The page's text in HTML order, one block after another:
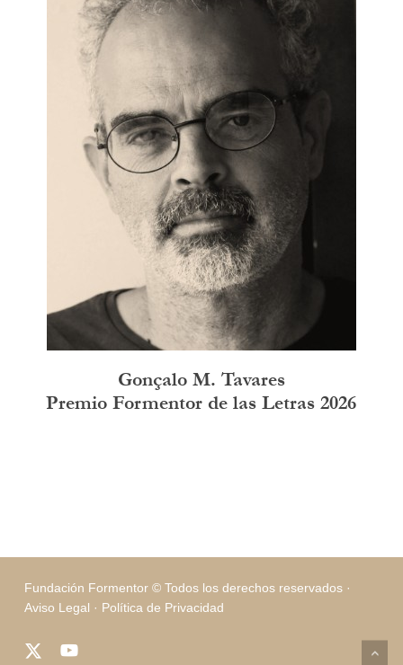
Gonçalo M. Tavares
Premio Formentor de las Letras 2026
Fundación Formentor © Todos los derechos reservados ·
Aviso Legal · Política de Privacidad
x-
youtube